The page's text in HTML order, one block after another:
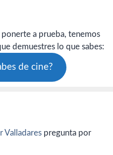
a prueba, tenemos
demuestres lo que sabes:
de cine?
Valladares pregunta por